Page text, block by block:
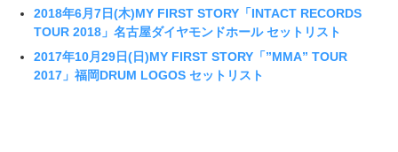
2018年6月7日(木)MY FIRST STORY「INTACT RECORDS
TOUR 2018」名古屋ダイヤモンドホール セットリスト
2017年10月29日(日)MY FIRST STORY「”MMA” TOUR
2017」福岡DRUM LOGOS セットリスト